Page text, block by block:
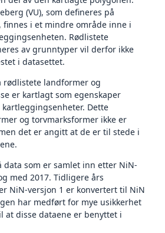
(VU), som defineres på
i et mindre område inne i
Rødlistete
av grunntyper vil derfor ikke
i datasettet.
rødlistete landformer og
er kartlagt som egenskaper
Dette
og torvmarksformer ikke er
det er angitt at de er til stede i
data som er samlet inn etter NiN-
med 2017. Tidligere års
NiN-versjon 1 er konvertert til NiN
har medført for mye usikkerhet
at disse dataene er benyttet i